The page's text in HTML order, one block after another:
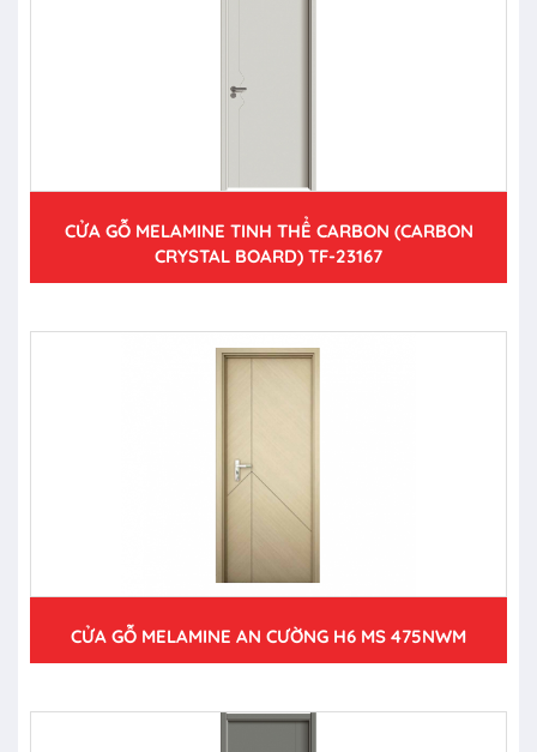
CỬA GỖ MELAMINE TINH THỂ CARBON (CARBON
CRYSTAL BOARD) TF-23167
CỬA GỖ MELAMINE AN CƯỜNG H6 MS 475NWM